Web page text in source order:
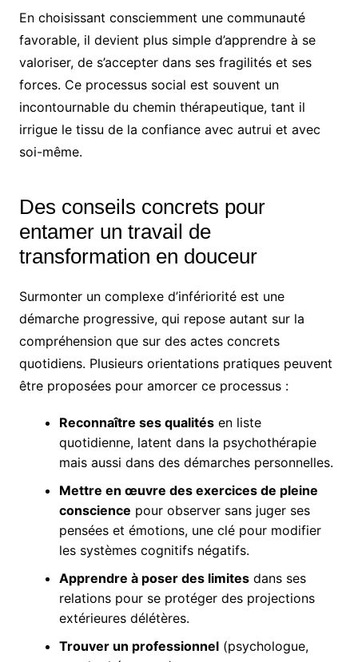
En choisissant consciemment une communauté
favorable, il devient plus simple d’apprendre à se
valoriser, de s’accepter dans ses fragilités et ses
forces. Ce processus social est souvent un
incontournable du chemin thérapeutique, tant il
irrigue le tissu de la confiance avec autrui et avec
soi-même.
Des conseils concrets pour
entamer un travail de
transformation en douceur
Surmonter un complexe d’infériorité est une
démarche progressive, qui repose autant sur la
compréhension que sur des actes concrets
quotidiens. Plusieurs orientations pratiques peuvent
être proposées pour amorcer ce processus :
Reconnaître ses qualitésen liste
quotidienne, latent dans la psychothérapie
mais aussi dans des démarches personnelles.
Mettre en œuvre des exercices de pleine
conscience pour observer sans juger ses
pensées et émotions, une clé pour modifier
les systèmes cognitifs négatifs.
Apprendre à poser des limitesdans ses
relations pour se protéger des projections
extérieures délétères.
Trouver un professionnel(psychologue,